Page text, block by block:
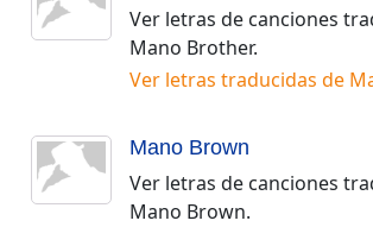
Ver letras de canciones
Mano Brother.
Ver letras traducidas de
Mano Brown
Ver letras de canciones
Mano Brown.